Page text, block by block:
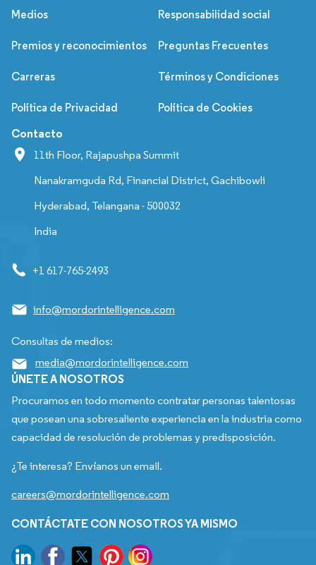
Medios Responsabilidad social
Premios y reconocimientos Preguntas Frecuentes
Carreras Términos y Condiciones
Política de Privacidad Política de Cookies
Contacto
11th Floor, Rajapushpa Summit
Nanakramguda Rd, Financial District, Gachibowli
Hyderabad, Telangana - 500032
India
+1 617-765-2493
info@mordorintelligence.com
Consultas de medios:
media@mordorintelligence.com
ÚNETE A NOSOTROS
Procuramos en todo momento contratar personas talentosas
que posean una sobresaliente experiencia en la industria como
capacidad de resolución de problemas y predisposición.
¿Te interesa? Envíanos un email.
careers@mordorintelligence.com
CONTÁCTATE CON NOSOTROS YA MISMO